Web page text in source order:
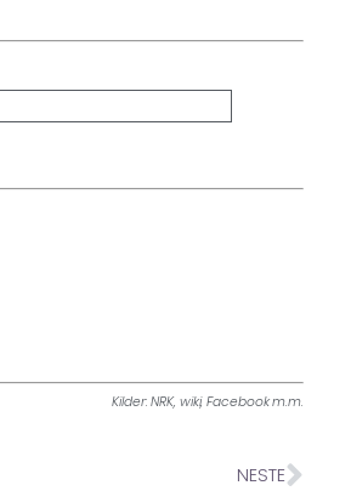
Kilder: NRK, wiki, Facebook m.m.
NESTE